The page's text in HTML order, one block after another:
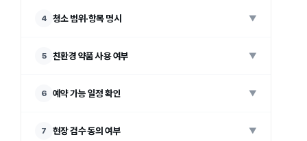
4 청소 범위·항목 명시 ▼
5 친환경 약품 사용 여부 ▼
6 예약 가능 일정 확인 ▼
7 현장 검수 동의 여부 ▼